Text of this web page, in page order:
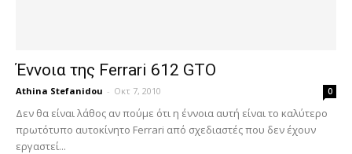
Έννοια της Ferrari 612 GTO
Athina Stefanidou - Οκτ 7, 2010 0
Δεν θα είναι λάθος αν πούμε ότι η έννοια αυτή είναι το καλύτερο
πρωτότυπο αυτοκίνητο Ferrari από σχεδιαστές που δεν έχουν
εργαστεί...